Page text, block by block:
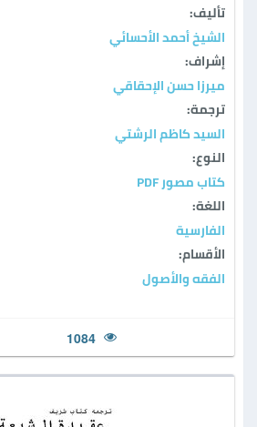
تأليف:
الشيخ أحمد الأحسائي
إشراف:
ميرزا حسن الإحقاقي
ترجمة:
السيد كاظم الرشتي
النوع:
كتاب مصور PDF
اللغة:
الفارسية
الأقسام:
الفقه والأصول
1084